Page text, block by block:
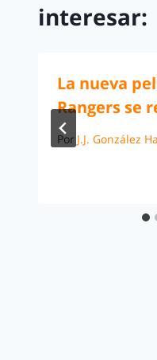
interesar:
La nueva
Rangers se
Por J.J. González